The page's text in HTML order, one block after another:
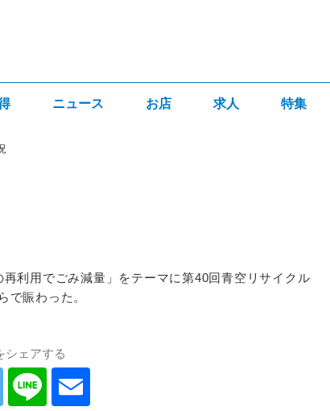
ニュース お店 求人 特集
利用でごみ減量」をテーマに第40回青空リサイクル
で賑わった。
シェアする